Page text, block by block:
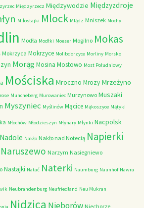
Międzyrzecz Międzywodzie Międzyzdroje
Miłostajki Mlock Mlądz Mniszek Mochy
Modła Modłki Moeser Mogilno Mokas
Mokrzyca Mokrzyce Molibdorzyce Morliny Morsko
MorągMosina Mostowo Most Południowy
Mościska Mroczno Mrozy Mrzeżyno
Muncheberg Murowaniec Murzynowo Muszaki
Myszyniec Myślinów Mącice Mąkoszyce Mątyki
Młochów Młodzieszyn Młynary Młynki Nacpolsk
Nadole Nakło Nakło nad Notecią Napierki
Naruszewo Narzym Nasiegniewo
Nastajki Natać Naterki Naumburg Naunhof Nawra
Neubrandenburg Neufriedland Neu Mukran
Nidzica Nieborów Niechorze